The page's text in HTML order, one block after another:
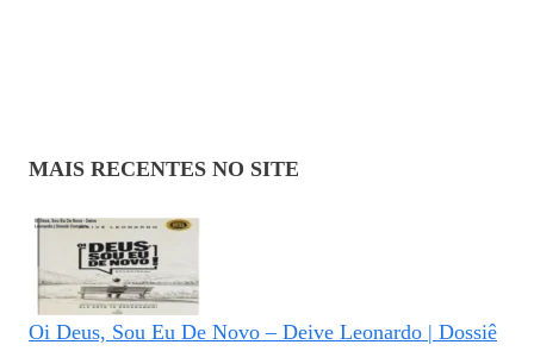
MAIS RECENTES NO SITE
Oi Deus, Sou Eu De Novo – Deive Leonardo | Dossiê